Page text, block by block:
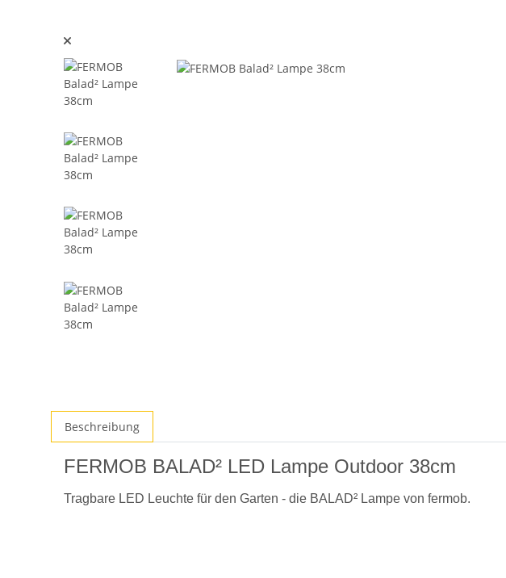
Beschreibung
FERMOB BALAD² LED Lampe Outdoor 38cm
Tragbare LED Leuchte für den Garten - die BALAD² Lampe von fermob.